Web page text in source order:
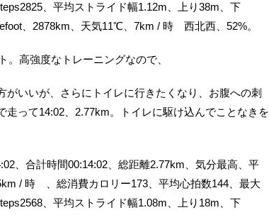
、平均ストライド幅1.12m、上り38m、下
、2878km、天気11℃、7km / 時 西北西、52%。
高強度なトレーニングなので、
いいが、さらにトイレに行きたくなり、お腹への刺
って14:02、2.77km。トイレに駆け込んでことなきを
、合計時間00:14:02、総距離2.77km、気分最高、平
/ 時 、総消費カロリー173、平均心拍数144、最大
、平均ストライド幅1.08m、上り18m、下